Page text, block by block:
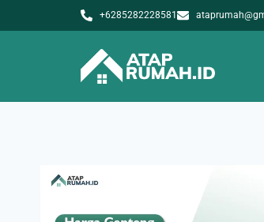
+6285282228581